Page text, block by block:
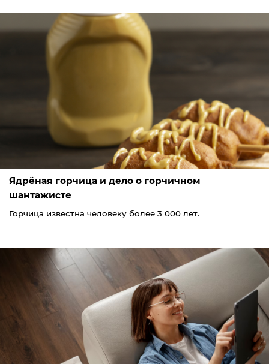
Ядрёная горчица и дело о горчичном
шантажисте
Горчица известна человеку более 3 000 лет.